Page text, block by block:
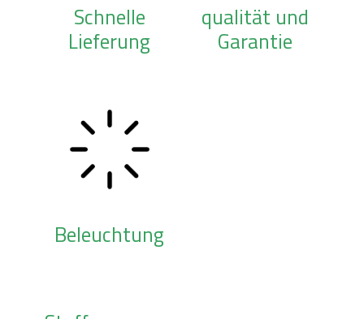
Schnelle
Lieferung
qualität und
Garantie
Beleuchtung